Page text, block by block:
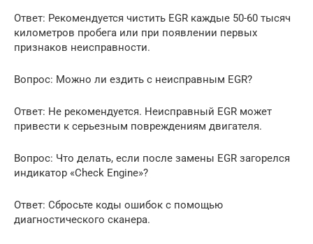
Ответ: Рекомендуется чистить EGR каждые 50-60 тысяч
километров пробега или при появлении первых
признаков неисправности.
Вопрос: Можно ли ездить с неисправным EGR?
Ответ: Не рекомендуется. Неисправный EGR может
привести к серьезным повреждениям двигателя.
Вопрос: Что делать, если после замены EGR загорелся
индикатор «Check Engine»?
Ответ: Сбросьте коды ошибок с помощью
диагностического сканера.